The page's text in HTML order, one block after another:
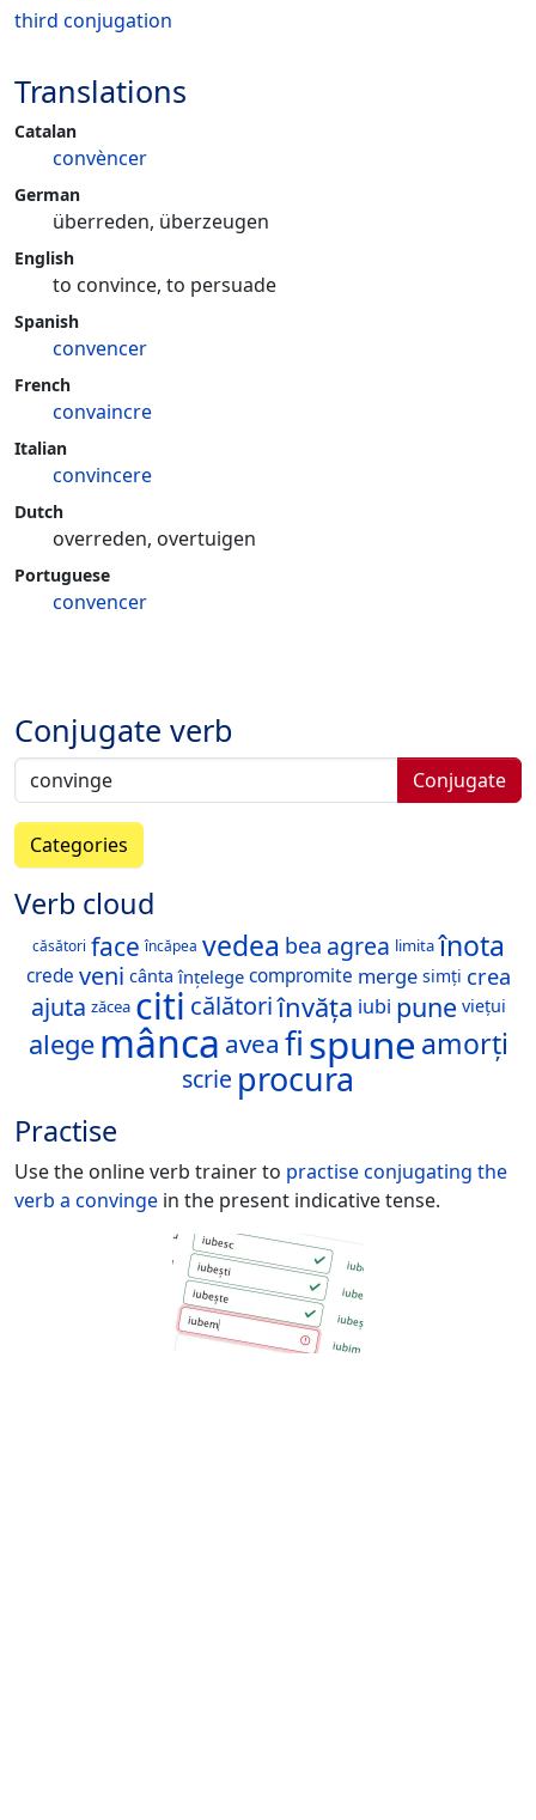
third conjugation
Translations
Catalan
convèncer
German
überreden, überzeugen
English
to convince, to persuade
Spanish
convencer
French
convaincre
Italian
convincere
Dutch
overreden, overtuigen
Portuguese
convencer
Conjugate verb
Conjugate
Categories
Verb cloud
căsători face încăpea vedea bea agrea limita înota
crede veni cânta înțelege compromite merge simți crea
ajuta zăcea citi călătoriînvăța iubi pune viețui
alege mânca avea fispuneamorți
scrie procura
Practise
Use the online verb trainer to practise conjugating the
verb a convinge in the present indicative tense.